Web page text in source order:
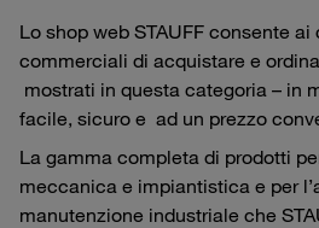
Lo shop web STAUFF consente
commerciali di acquistare e
mostrati in questa categoria – in
facile, sicuro e ad un prezzo
La gamma completa di prodotti
meccanica e impiantistica e per
manutenzione industriale che